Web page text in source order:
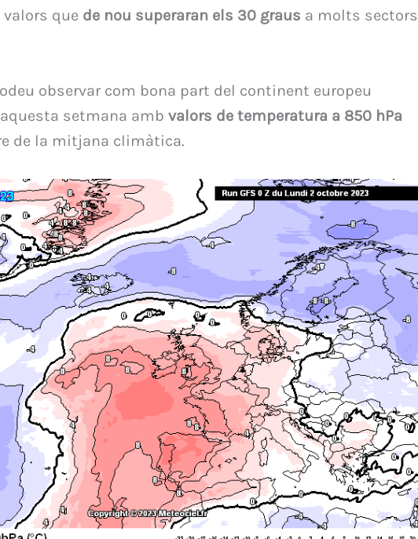
que de nou superaran els 30 graus a molts sectors
observar com bona part del continent europeu
setmana amb valors de temperatura a 850 hPa
de la mitjana climàtica.